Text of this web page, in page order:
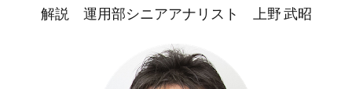
解説 運用部シニアアナリスト 上野 武昭